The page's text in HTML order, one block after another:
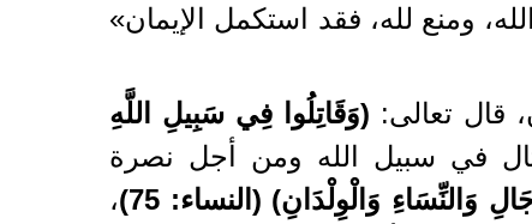
ومنع لله، فقد استكمل الإيمان»
قال تعالى: (وَقَاتِلُوا فِي سَبِيلِ اللَّهِ
في سبيل الله ومن أجل نصرة
وَالْوِلْدَانِ) (النساء: 75)
،